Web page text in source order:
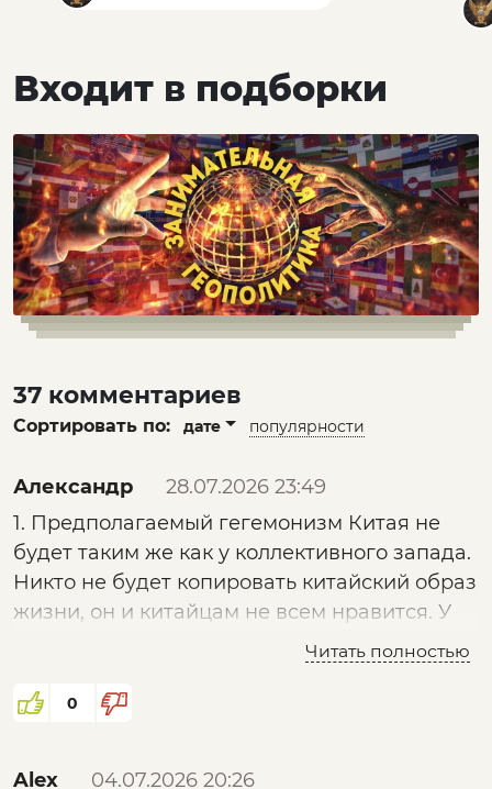
Входит в подборки
37 комментариев
Сортировать по: дате популярности
Александр
28.07.2026 23:49
1. Предполагаемый гегемонизм Китая не
будет таким же как у коллективного запада.
Никто не будет копировать китайский образ
жизни, он и китайцам не всем нравится. У
Китая будут покупать товары, может быть
не более того. Особенно умиляет как автор
Читать полностью
0
Alex 04.07.2026 20:26